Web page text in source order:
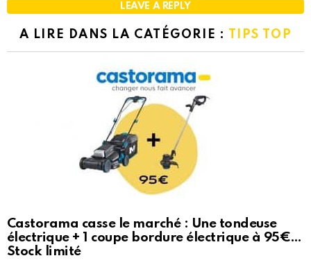
LEAVE A REPLY
A LIRE DANS LA CATÉGORIE : TIPS TOP
Castorama casse le marché : Une tondeuse
électrique + 1 coupe bordure électrique à 95€…
Stock limité